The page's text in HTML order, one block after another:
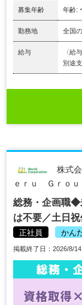
募集年齢 年齢:
勤務地 全国
給与
〈給
別途
株式
ｅｒｕ Ｇｒｏｕ
総務・企画職◆
は不要／土日
正社員 かん
掲載終了日：2026/8/14